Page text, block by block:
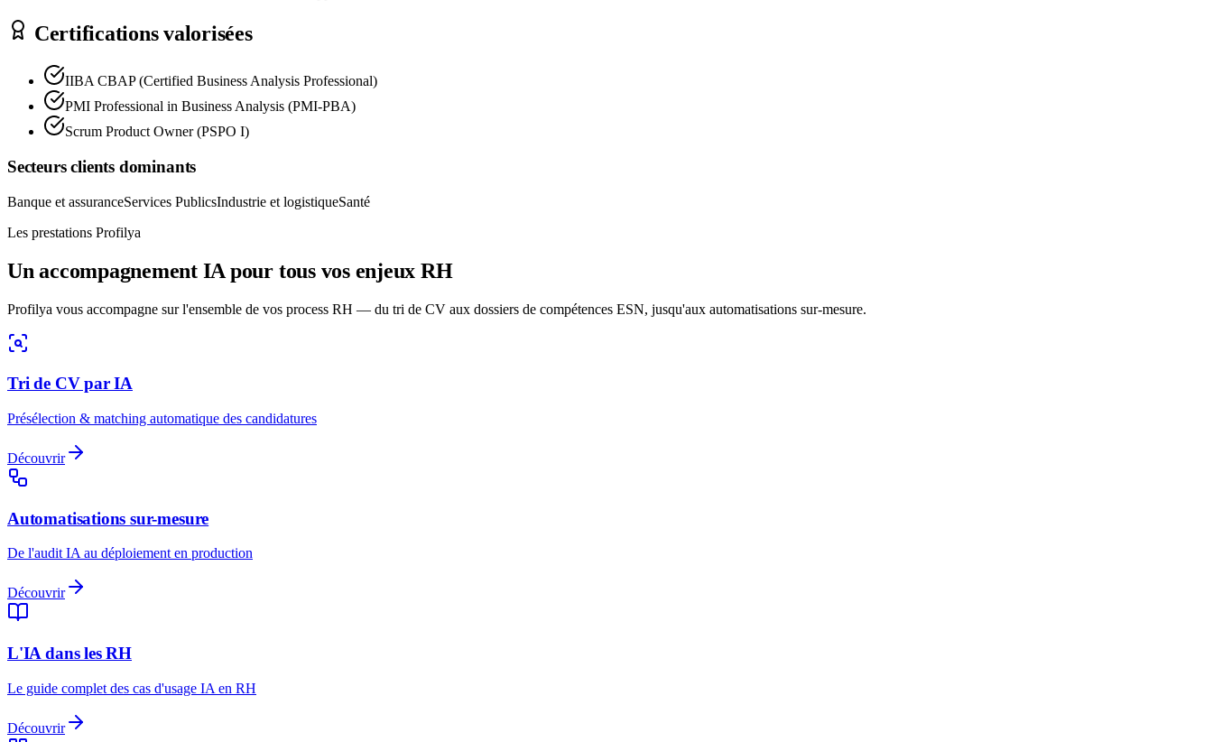
Certifications valorisées
IIBA CBAP (Certified Business Analysis Professional)
PMI Professional in Business Analysis (PMI-PBA)
Scrum Product Owner (PSPO I)
Secteurs clients dominants
Banque et assuranceServices PublicsIndustrie et logistiqueSanté
Les prestations Profilya
Un accompagnement IA pour tous vos enjeux RH
Profilya vous accompagne sur l'ensemble de vos process RH — du tri de CV aux dossiers de compétences ESN, jusqu'aux automatisations sur-mesure.
Tri de CV par IA
Présélection & matching automatique des candidatures
Découvrir
Automatisations sur-mesure
De l'audit IA au déploiement en production
Découvrir
L'IA dans les RH
Le guide complet des cas d'usage IA en RH
Découvrir